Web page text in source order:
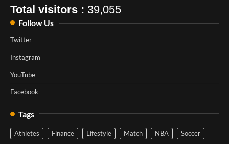
Total visitors : 39,055
Follow Us
Twitter
Instagram
YouTube
Facebook
Tags
Athletes Finance Lifestyle Match NBA Soccer